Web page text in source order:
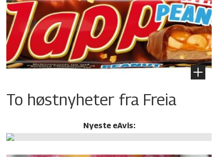
To høstnyheter fra Freia
Nyeste eAvis: